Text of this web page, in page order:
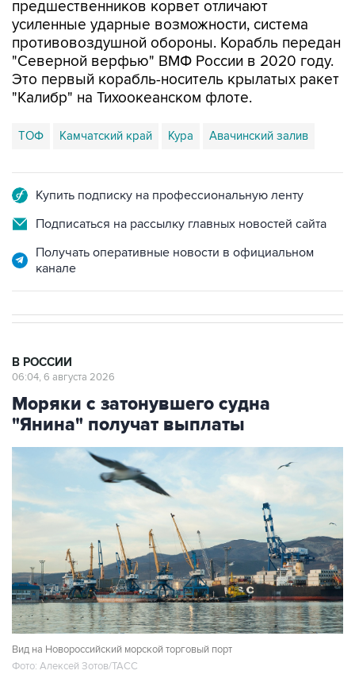
предшественников корвет отличают
усиленные ударные возможности, система
противовоздушной обороны. Корабль передан
"Северной верфью" ВМФ России в 2020 году.
Это первый корабль-носитель крылатых ракет
"Калибр" на Тихоокеанском флоте.
ТОФ Камчатский край Кура Авачинский залив
Купить подписку на профессиональную ленту
Подписаться на рассылку главных новостей сайта
Получать оперативные новости в официальном
канале
В РОССИИ
06:04, 6 августа 2026
Моряки с затонувшего судна
"Янина" получат выплаты
Вид на Новороссийский морской торговый порт
Фото: Алексей Зотов/ТАСС